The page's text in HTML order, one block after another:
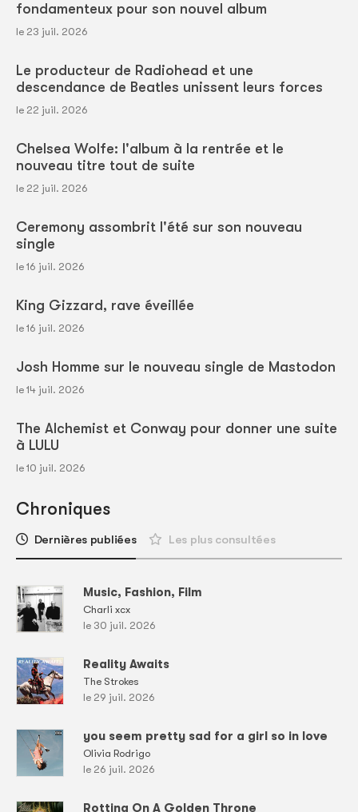
fondamenteux pour son nouvel album
le 23 juil. 2026
Le producteur de Radiohead et une
descendance de Beatles unissent leurs forces
le 22 juil. 2026
Chelsea Wolfe: l'album à la rentrée et le
nouveau titre tout de suite
le 22 juil. 2026
Ceremony assombrit l'été sur son nouveau
single
le 16 juil. 2026
King Gizzard, rave éveillée
le 16 juil. 2026
Josh Homme sur le nouveau single de Mastodon
le 14 juil. 2026
The Alchemist et Conway pour donner une suite
à LULU
le 10 juil. 2026
Chroniques
Dernières publiées Les plus consultées
Music, Fashion, Film
Charli xcx
le 30 juil. 2026
Reality Awaits
The Strokes
le 29 juil. 2026
you seem pretty sad for a girl so in love
Olivia Rodrigo
le 26 juil. 2026
Rotting On A Golden Throne